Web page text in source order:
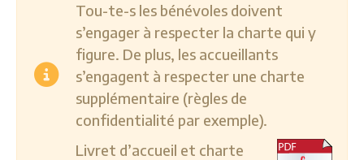
Tou-te-s les bénévoles doivent
s’engager à respecter la charte qui y
figure. De plus, les accueillants
s’engagent à respecter une charte
supplémentaire (règles de
confidentialité par exemple).
Livret d’accueil et charte